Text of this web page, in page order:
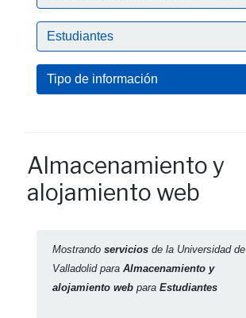
Estudiantes
Tipo de información
Almacenamiento y
alojamiento web
Mostrando servicios de la Universidad de
Valladolid para Almacenamiento y
alojamiento web para Estudiantes